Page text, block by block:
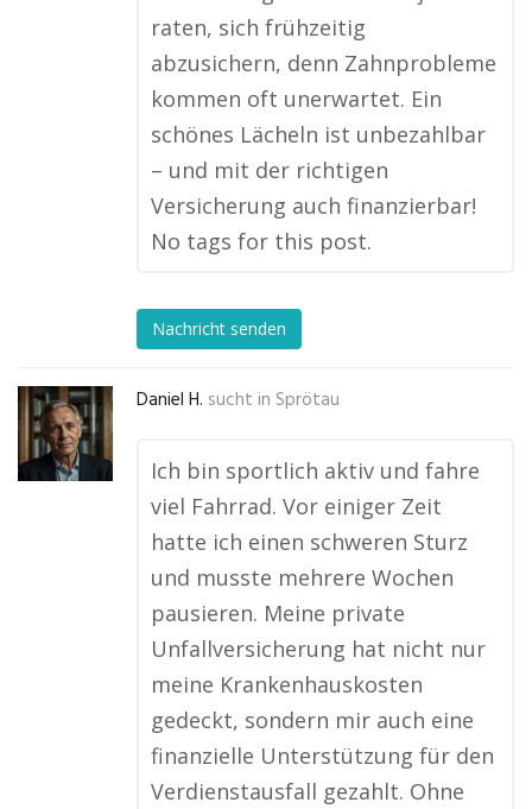
raten, sich frühzeitig
abzusichern, denn Zahnprobleme
kommen oft unerwartet. Ein
schönes Lächeln ist unbezahlbar
– und mit der richtigen
Versicherung auch finanzierbar!
No tags for this post.
Nachricht senden
Daniel H. sucht in Sprötau
Ich bin sportlich aktiv und fahre
viel Fahrrad. Vor einiger Zeit
hatte ich einen schweren Sturz
und musste mehrere Wochen
pausieren. Meine private
Unfallversicherung hat nicht nur
meine Krankenhauskosten
gedeckt, sondern mir auch eine
finanzielle Unterstützung für den
Verdienstausfall gezahlt. Ohne